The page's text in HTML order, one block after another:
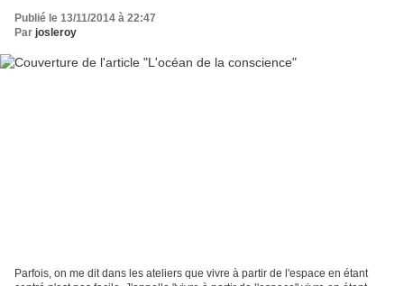
Publié le 13/11/2014 à 22:47
Par josleroy
Parfois, on me dit dans les ateliers que vivre à partir de l'espace en étant